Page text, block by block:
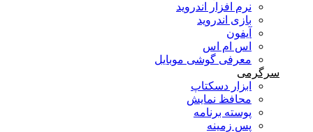
نرم افزار اندروید
بازی اندروید
آیفون
اس ام اس
معرفی گوشی موبایل
سرگرمی
ابزار دسکتاپ
محافظ نمایش
پوسته برنامه
پس زمینه